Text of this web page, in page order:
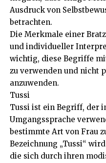
Ausdruck von
betrachten.
Die Merkmale einer
und individueller
wichtig, diese Begriffe
zu verwenden und nicht
anzuwenden.
Tussi
Tussi ist ein Begriff, der
Umgangssprache
bestimmte Art von Frau
Bezeichnung „Tussi“
die sich durch ihren